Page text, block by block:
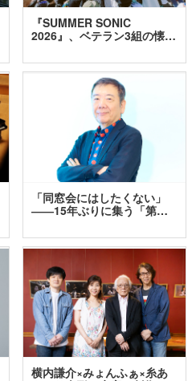
『SUMMER SONIC
2026』、ベテラン3組の懐…
「同窓会にはしたくない」
――15年ぶりに集う「第…
横内謙介×みょんふぁ×糸あ